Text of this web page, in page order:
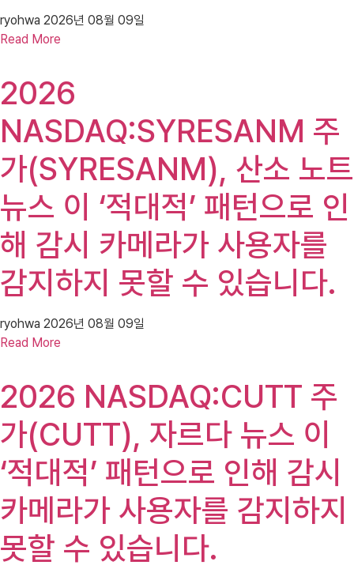
ryohwa 2026년 08월 09일
Read More
2026
NASDAQ:SYRESANM 주
가(SYRESANM), 산소 노트
뉴스 이 ‘적대적’ 패턴으로 인
해 감시 카메라가 사용자를
감지하지 못할 수 있습니다.
ryohwa 2026년 08월 09일
Read More
2026 NASDAQ:CUTT 주
가(CUTT), 자르다 뉴스 이
‘적대적’ 패턴으로 인해 감시
카메라가 사용자를 감지하지
못할 수 있습니다.